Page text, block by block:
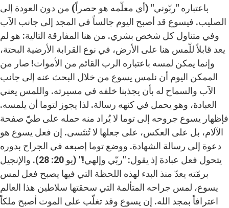
باعتباره "ربّوني" (أي معلّمه هو حصراً) من دون العودة إلى
الصليب. فيسوع قد أصبح اليوم جالساً في المجد إلى جانب الآب
وفي متناول كل شخص بشري. من هنا المفارقة التالية: هو لم
يعد قابلاً للّمس هنا على الأرض، في نوع القرابة الأرضية البحتة،
وإنما يمكن لمسه باعتباره الرب القائم من الأموات! صار من
الممكن اليوم أن نلمس يسوع من خلال البحث عنه إلى جانب
الآب والسماح له بأن يجذبنا خلفه في مسيرته. واللمس يعني
العبادة، وهو يحمل في كنهه رسالة. لذا يجوز لتوما أن يلمسه.
فإظهار يسوع جروحه إلى توما لا يُراد منه حمله على طيّ صفحة
الآلام، بل على العكس، على جعلها لا تُنتَسى. إن فعل يسوع هو
دعوة إلى رسالة الشهادة. ووضع توما إصبعه في الجراح بدوره
يتحول فعل عبادة إذ يقول: "ربّي وإلهي!" (يو 20: 28). والإنجيل
برمّته يعدّ منذ البدء لهذه اللحظة التي فيها يصبح فعل لمس
يسوع، لمس جراحه المتألمة التي سحقتها سلاطين هذا العالم
اعترافاً بمجد الله. إن يسوع وقد تغلّب على الموت أصبح ملكاً